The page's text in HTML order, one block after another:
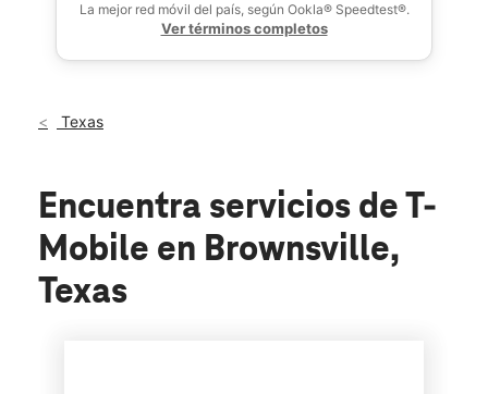
La mejor red móvil del país, según Ookla® Speedtest®.
Ver términos completos
Texas
Encuentra servicios de T-
Mobile en Brownsville,
Texas